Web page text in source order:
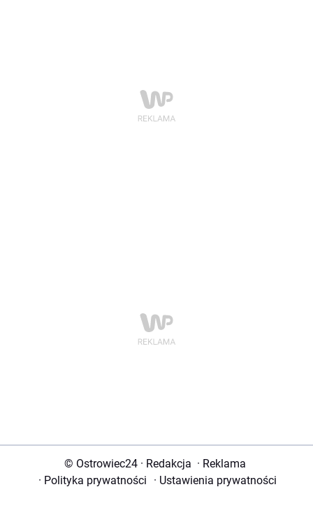
© Ostrowiec24 · Redakcja · Reklama
· Polityka prywatności · Ustawienia prywatności